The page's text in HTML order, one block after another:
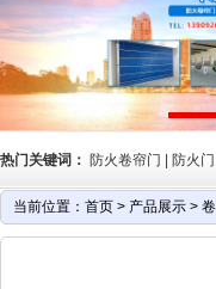
热门关键词： 防火卷帘门 | 防火门 |
当前位置： 首页 > 产品展示 >